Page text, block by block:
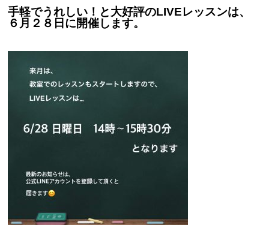
手軽でうれしい！と大好評のLIVEレッスンは、
６月２８日に開催します。